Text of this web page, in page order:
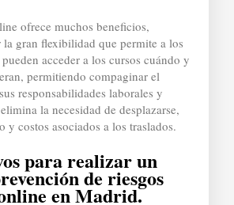
ofrece muchos beneficios,
gran flexibilidad que permite a los
acceder a los cursos cuándo y
permitiendo compaginar el
responsabilidades laborales y
la necesidad de desplazarse,
y costos asociados a los traslados.
para realizar un
de riesgos
en Madrid.